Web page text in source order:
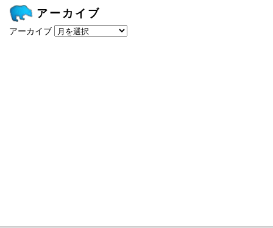
アーカイブ
アーカイブ